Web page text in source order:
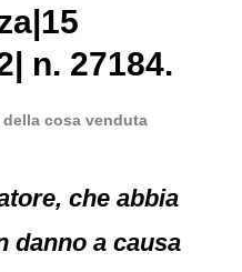
n. 27184.
cosa venduta
che abbia
danno a causa